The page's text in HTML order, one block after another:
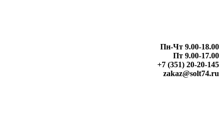
Пн-Чт 9.00-18.00
Пт 9.00-17.00
+7 (351) 20-20-145
zakaz@solt74.ru